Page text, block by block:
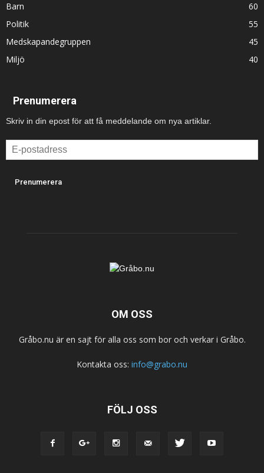
Barn
60
Politik
55
Medskapandegruppen
45
Miljö
40
Prenumerera
Skriv in din epost för att få meddelande om nya artiklar.
E-
postadress
OM OSS
Gråbo.nu är en sajt för alla oss som bor och verkar i Gråbo.
Kontakta oss: info@grabo.nu
FÖLJ OSS